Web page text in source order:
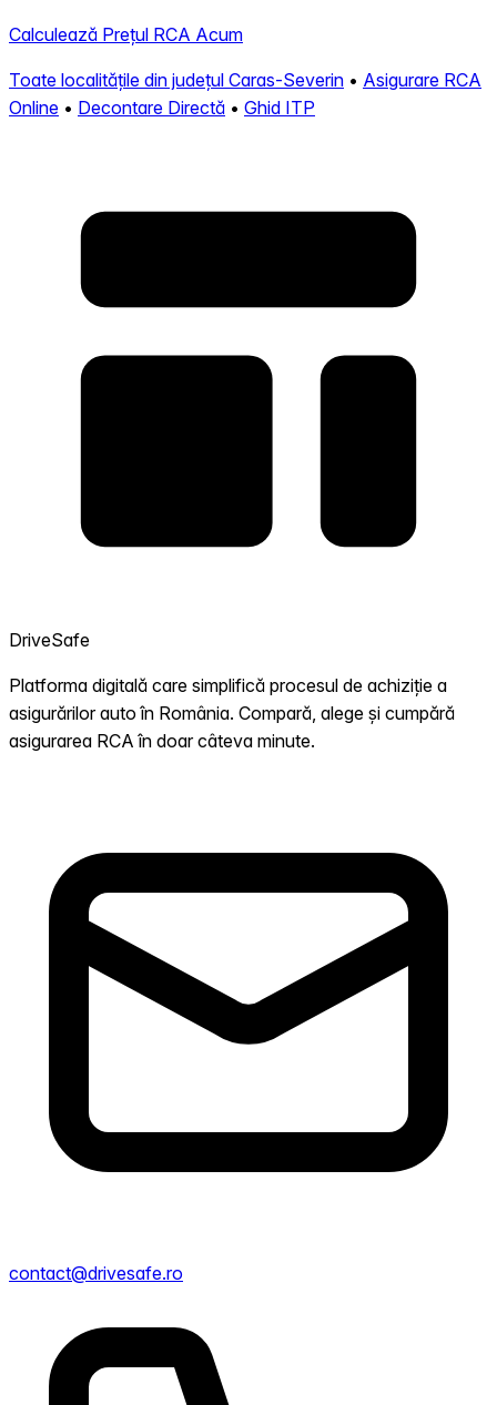
Calculează Prețul RCA Acum
Toate localitățile din județul Caras-Severin • Asigurare RCA
Online • Decontare Directă • Ghid ITP
DriveSafe
Platforma digitală care simplifică procesul de achiziție a
asigurărilor auto în România. Compară, alege și cumpără
asigurarea RCA în doar câteva minute.
contact@drivesafe.ro